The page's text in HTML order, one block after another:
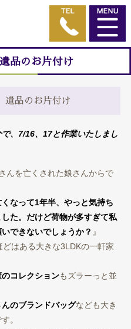
品のお片付け
遺品のお片付け
、7/16、17と作業いたしまし
んを亡くされた娘さんからで
なって1年半、やっと気持ち
た。だけど荷物が多すぎて私
できないでしょうか？ 』
はある大きな3LDKの一軒家
コレクションもズラーっと並
んのブランドバッグなども大き
。